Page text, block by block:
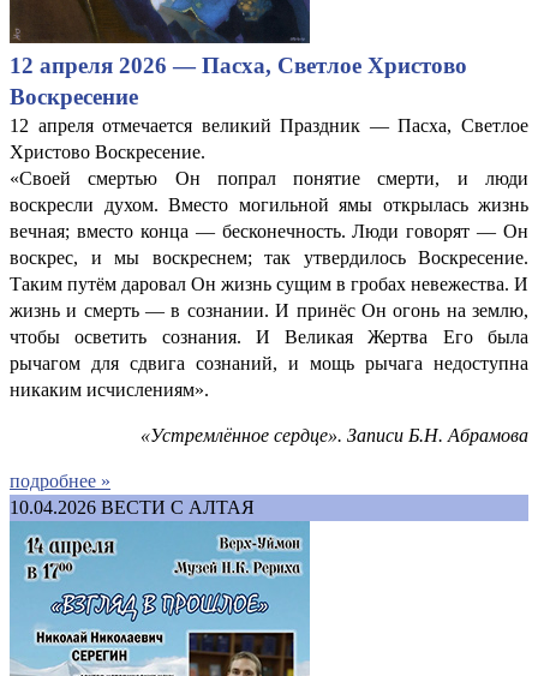
12 апреля 2026 — Пасха, Светлое Христово
Воскресение
12 апреля отмечается великий Праздник — Пасха, Светлое
Христово Воскресение.
«Своей смертью Он попрал понятие смерти, и люди
воскресли духом. Вместо могильной ямы открылась жизнь
вечная; вместо конца — бесконечность. Люди говорят — Он
воскрес, и мы воскреснем; так утвердилось Воскресение.
Таким путём даровал Он жизнь сущим в гробах невежества. И
жизнь и смерть — в сознании. И принёс Он огонь на землю,
чтобы осветить сознания. И Великая Жертва Его была
рычагом для сдвига сознаний, и мощь рычага недоступна
никаким исчислениям».
«Устремлённое сердце». Записи Б.Н. Абрамова
подробнее »
10.04.2026 ВЕСТИ С АЛТАЯ